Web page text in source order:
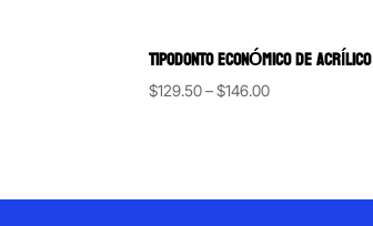
TIPODONTO ECONÓMICO DE ACRÍLICO
$129.50 – $146.00Price